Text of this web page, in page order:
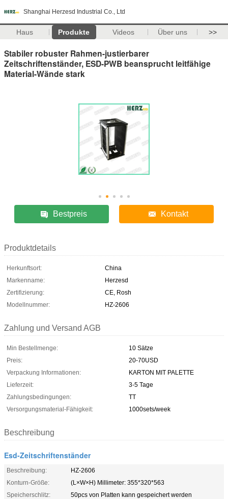
Shanghai Herzesd Industrial Co., Ltd
Haus Produkte Videos Über uns >>
Stabiler robuster Rahmen-justierbarer
Zeitschriftenständer, ESD-PWB beansprucht leitfähige
Material-Wände stark
Bestpreis Kontakt
Produktdetails
Herkunftsort:
China
Markenname:
Herzesd
Zertifizierung:
CE, Rosh
Modellnummer:
HZ-2606
Zahlung und Versand AGB
Min Bestellmenge:
10 Sätze
Preis:
20-70USD
Verpackung Informationen:
KARTON MIT PALETTE
Lieferzeit:
3-5 Tage
Zahlungsbedingungen:
TT
Versorgungsmaterial-Fähigkeit:
1000sets/week
Beschreibung
Esd-Zeitschriftenständer
Beschreibung:
HZ-2606
Konturn-Größe:
(L×W×H) Millimeter: 355*320*563
Speicherschlitz:
50pcs von Platten kann gespeichert werden